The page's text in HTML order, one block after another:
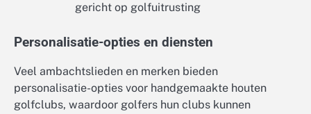
gericht op golfuitrusting
Personalisatie-opties en diensten
Veel ambachtslieden en merken bieden
personalisatie-opties voor handgemaakte houten
golfclubs, waardoor golfers hun clubs kunnen